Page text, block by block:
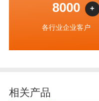
8000 +
各行业企业客户
相关产品